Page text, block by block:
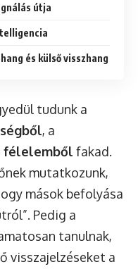
útja
és külső visszhang
tudunk a
, a
félelemből fakad.
mutatkozunk,
mások befolyása
Pedig a
tanulnak,
visszajelzéseket a